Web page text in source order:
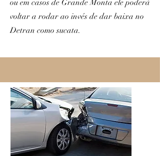
ou em casos de Grande Monta ele poderá
voltar a rodar ao invés de dar baixa no
Detran como sucata.